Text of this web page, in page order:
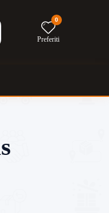
0
Preferiti